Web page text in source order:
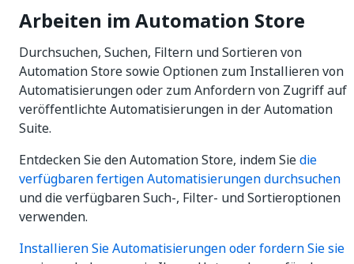
Arbeiten im Automation Store
Durchsuchen, Suchen, Filtern und Sortieren von
Automation Store sowie Optionen zum Installieren von
Automatisierungen oder zum Anfordern von Zugriff auf
veröffentlichte Automatisierungen in der Automation
Suite.
Entdecken Sie den Automation Store, indem Siedie
verfügbaren fertigen Automatisierungen durchsuchen
und die verfügbaren Such-, Filter- und Sortieroptionen
verwenden.
Installieren Sie Automatisierungen oder fordern Sie sie